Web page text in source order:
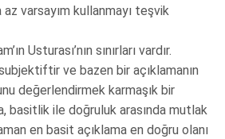
az varsayım kullanmayı teşvik
Usturası’nın sınırları vardır.
ve bazen bir açıklamanın
değerlendirmek karmaşık bir
basitlik ile doğruluk arasında mutlak
en basit açıklama en doğru olanı